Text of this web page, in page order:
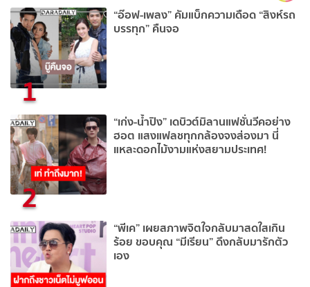
1
“อ๊อฟ-เพลง” คัมแบ็กความเดือด “สิงห์รถ
บรรทุก” คืนจอ
2
“เก่ง-น้ำปิง” เดบิวต์มิลานแฟชั่นวีคอย่าง
ฮอต แสงแฟลชทุกกล้องจงส่องมา นี่
แหละดอกไม้งามแห่งสยามประเทศ!
“พีเค” เผยสภาพจิตใจกลับมาสดใสเกิน
ร้อย ขอบคุณ “มีเรียน” ดึงกลับมารักตัว
เอง